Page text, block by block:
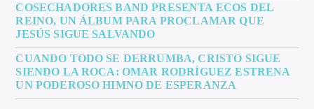
COSECHADORES BAND PRESENTA ECOS DEL
REINO, UN ÁLBUM PARA PROCLAMAR QUE
JESÚS SIGUE SALVANDO
CUANDO TODO SE DERRUMBA, CRISTO SIGUE
SIENDO LA ROCA: OMAR RODRÍGUEZ ESTRENA
UN PODEROSO HIMNO DE ESPERANZA